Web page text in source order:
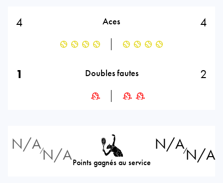
4 Aces 4
1 Doubles fautes 2
N/A⁄N/APoints gagnés au service
N/A⁄N/A